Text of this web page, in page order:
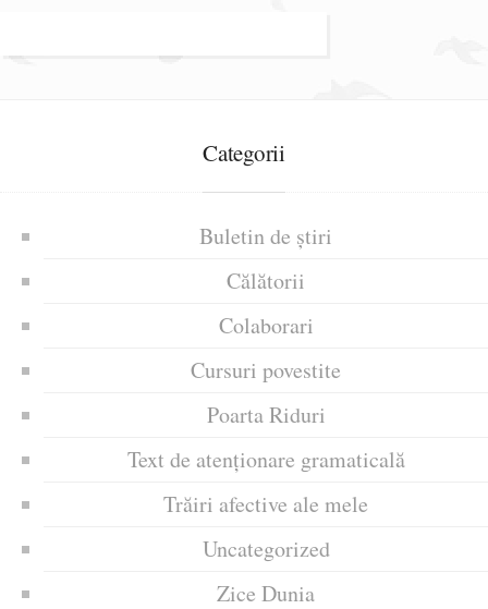
Categorii
Buletin de știri
Călătorii
Colaborari
Cursuri povestite
Poarta Riduri
Text de atenționare gramaticală
Trăiri afective ale mele
Uncategorized
Zice Dunia